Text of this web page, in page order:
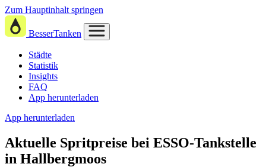
Zum Hauptinhalt springen
BesserTanken
Städte
Statistik
Insights
FAQ
App herunterladen
App herunterladen
Aktuelle Spritpreise bei ESSO-Tankstelle
in Hallbergmoos